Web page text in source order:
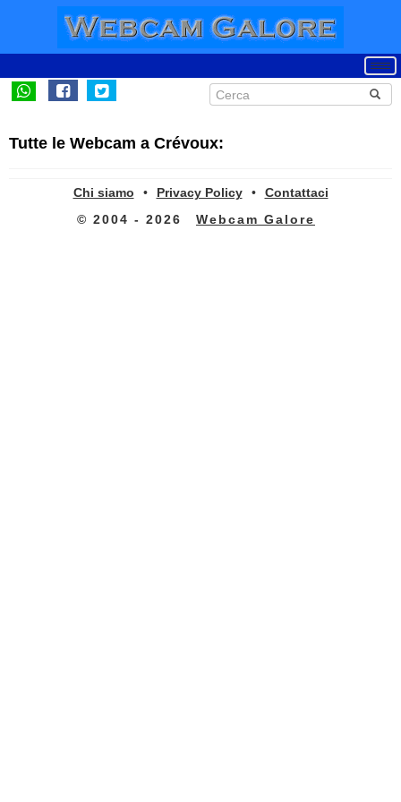
Tutte le Webcam a Crévoux:
Chi siamo • Privacy Policy •
Contattaci
© 2004 - 2026
Webcam Galore